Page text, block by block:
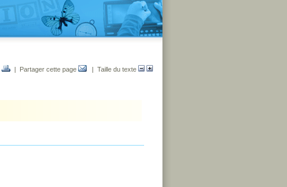
| Partager cette page | Taille du texte